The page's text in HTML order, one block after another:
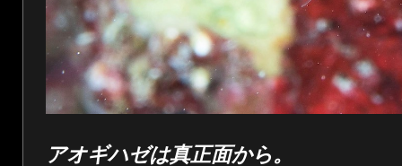
アオギハゼは真正面から。